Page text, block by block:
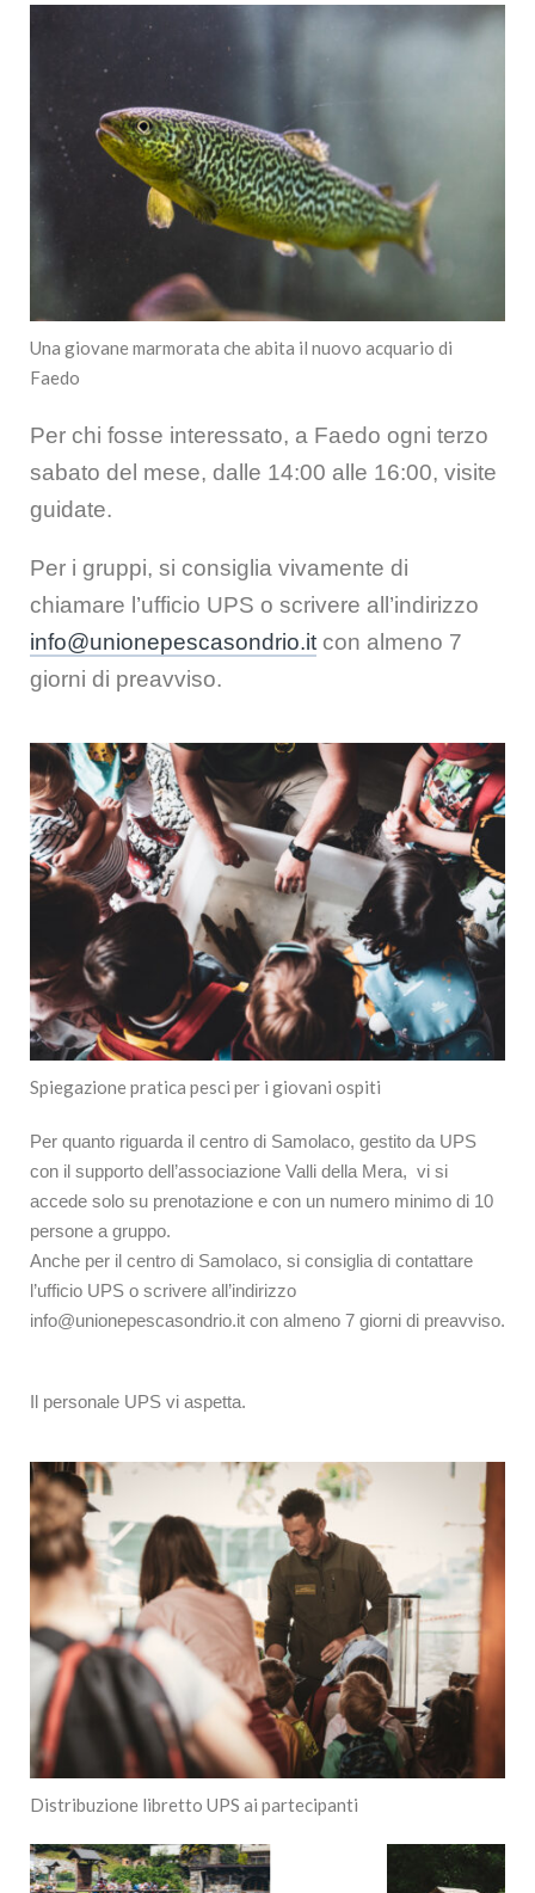
Una giovane marmorata che abita il nuovo acquario di
Faedo
Per chi fosse interessato, a Faedo ogni terzo
sabato del mese, dalle 14:00 alle 16:00, visite
guidate.
Per i gruppi, si consiglia vivamente di
chiamare l’ufficio UPS o scrivere all’indirizzo
info@unionepescasondrio.it con almeno 7
giorni di preavviso.
Spiegazione pratica pesci per i giovani ospiti
Per quanto riguarda il centro di Samolaco, gestito da UPS
con il supporto dell’associazione Valli della Mera, vi si
accede solo su prenotazione e con un numero minimo di 10
persone a gruppo.
Anche per il centro di Samolaco, si consiglia di contattare
l’ufficio UPS o scrivere all’indirizzo
info@unionepescasondrio.it con almeno 7 giorni di preavviso.
Il personale UPS vi aspetta.
Distribuzione libretto UPS ai partecipanti